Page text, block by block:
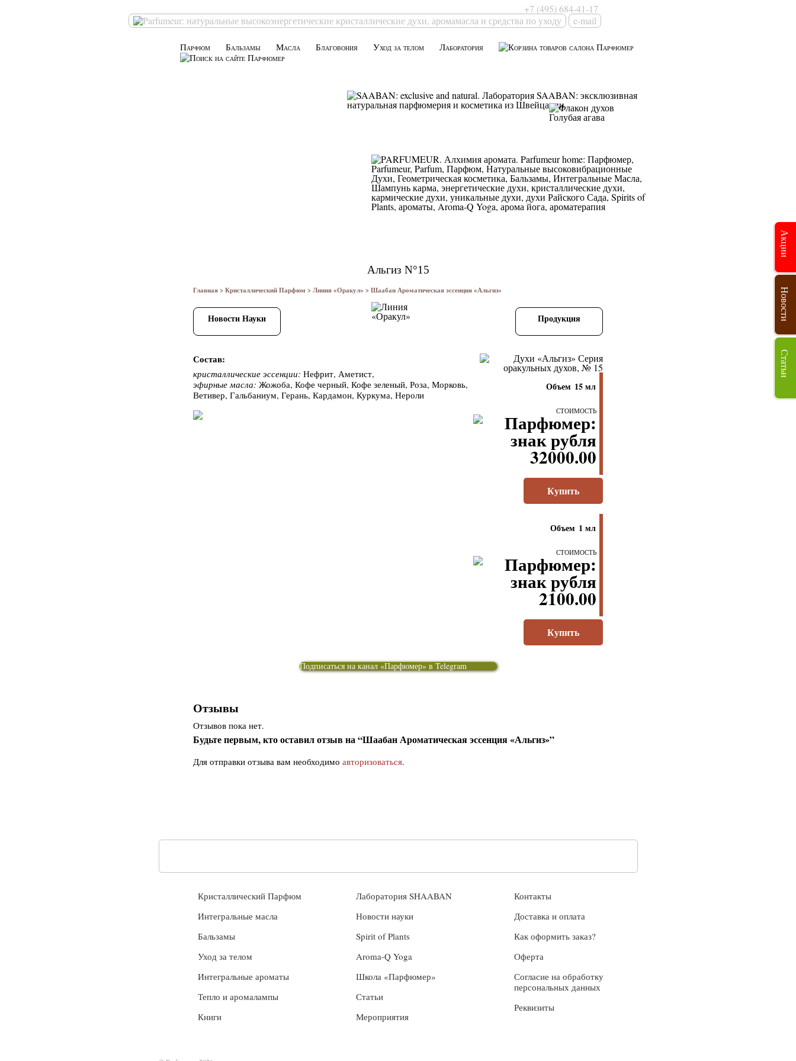
+7 (495) 684-41-17
e-mail
Парфюм Бальзамы Масла Благовония Уход за телом Лаборатория
Альгиз N°15
Главная>Кристаллический Парфюм >Линия «Оракул» > Шаабан Ароматическая эссенция «Альгиз»
Новости Науки Продукция
Объем 15 мл
Стоимость
32000.00
Купить
Объем 1 мл
Стоимость
2100.00
Купить
Состав:
кристаллические эссенции: Нефрит, Аметист,
эфирные масла: Жожоба, Кофе черный, Кофе зеленый, Роза, Морковь,
Ветивер, Гальбаниум, Герань, Кардамон, Куркума, Нероли
Подписаться на канал «Парфюмер» в Telegram
Отзывы
Отзывов пока нет.
Будьте первым, кто оставил отзыв на “Шаабан Ароматическая эссенция «Альгиз»”
Для отправки отзыва вам необходимоавторизоваться.
Кристаллический Парфюм
Интегральные масла
Бальзамы
Уход за телом
Интегральные ароматы
Тепло и аромалампы
Книги
Лаборатория SHAABAN
Новости науки
Spirit of Plants
Aroma-Q Yoga
Школа «Парфюмер»
Статьи
Мероприятия
Контакты
Доставка и оплата
Как оформить заказ?
Оферта
Согласие на обработку
персональных данных
Реквизиты
Акции
Новости
Статьи